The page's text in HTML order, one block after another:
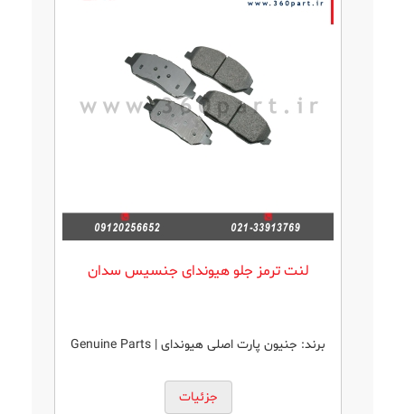
لنت ترمز جلو هیوندای جنسیس سدان
برند: جنیون پارت اصلی هیوندای | Genuine Parts
جزئیات